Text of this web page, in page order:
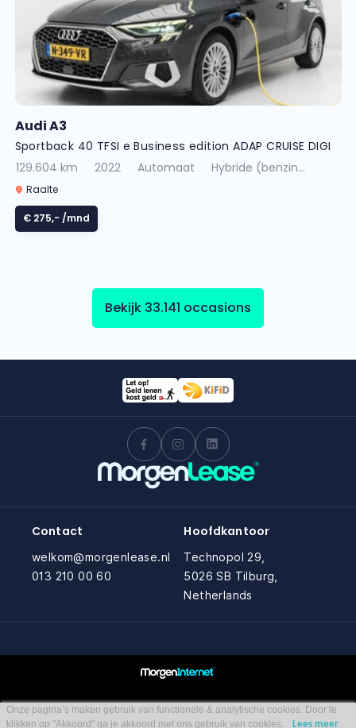
Audi A3
Sportback 40 TFSI e Business edition ADAP CRUISE DIGI
DASH
129.604 km 2022 Automaat Hybride (benzin...
Raalte
€ 275,- /mnd
Bekijk 33.141 occasions
Contact
welkom@morgenlease.nl
013 210 00 60
Hoofdkantoor
Technopol 29,
5026 SB Tilburg,
Netherlands
Onze pagina’s maken gebruik van functionele & analytische cookies. Door te
klikken op "Akkoord" ga je akkoord met ons gebruik van cookies.
Lees meer